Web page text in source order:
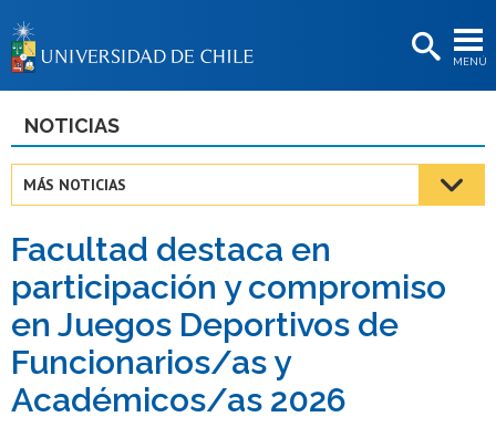
MENÚ
BIBLIOTECAS
Estudiantes
Académicas/os
Funcionarias/os
Egresadas/os
NOTICIAS
MÁS NOTICIAS
Facultad destaca en
participación y compromiso
en Juegos Deportivos de
Funcionarios/as y
Académicos/as 2026